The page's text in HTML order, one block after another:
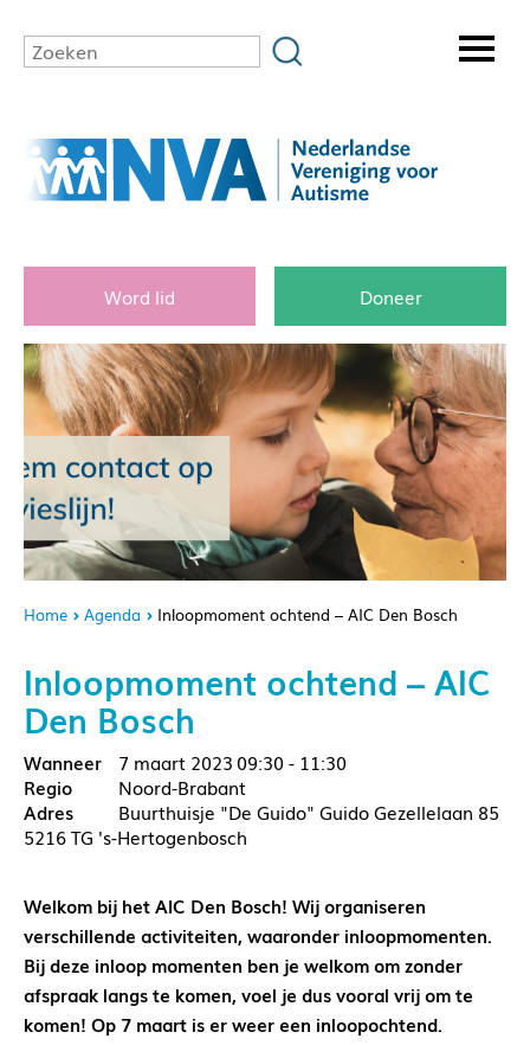
Word lid Doneer
Home Agenda Inloopmoment ochtend – AIC Den Bosch
Inloopmoment ochtend – AIC
Den Bosch
7 maart 2023 09:30 - 11:30
Noord-Brabant
Buurthuisje "De Guido" Guido Gezellelaan 85
5216 TG 's-Hertogenbosch
Welkom bij het AIC Den Bosch! Wij organiseren
verschillende activiteiten, waaronder inloopmomenten.
Bij deze inloop momenten ben je welkom om zonder
afspraak langs te komen, voel je dus vooral vrij om te
komen! Op 7 maart is er weer een inloopochtend.